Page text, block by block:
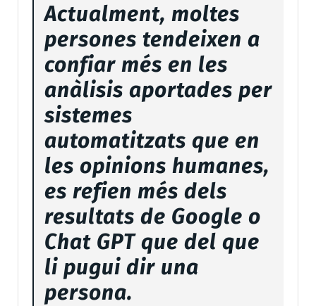
Actualment, moltes
persones tendeixen a
confiar més en les
anàlisis aportades per
sistemes
automatitzats que en
les opinions humanes,
es refien més dels
resultats de Google o
Chat GPT que del que
li pugui dir una
persona.